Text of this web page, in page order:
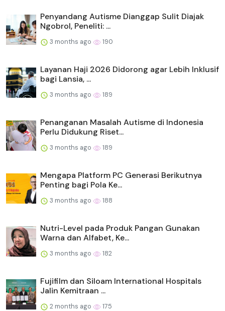
Penyandang Autisme Dianggap Sulit Diajak
Ngobrol, Peneliti: ...
3 months ago 190
Layanan Haji 2026 Didorong agar Lebih Inklusif
bagi Lansia, ...
3 months ago 189
Penanganan Masalah Autisme di Indonesia
Perlu Didukung Riset...
3 months ago 189
Mengapa Platform PC Generasi Berikutnya
Penting bagi Pola Ke...
3 months ago 188
Nutri-Level pada Produk Pangan Gunakan
Warna dan Alfabet, Ke...
3 months ago 182
Fujifilm dan Siloam International Hospitals
Jalin Kemitraan ...
2 months ago 175